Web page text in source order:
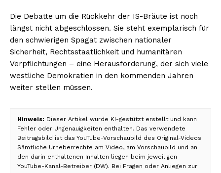
Die Debatte um die Rückkehr der IS-Bräute ist noch
längst nicht abgeschlossen. Sie steht exemplarisch für
den schwierigen Spagat zwischen nationaler
Sicherheit, Rechtsstaatlichkeit und humanitären
Verpflichtungen – eine Herausforderung, der sich viele
westliche Demokratien in den kommenden Jahren
weiter stellen müssen.
Hinweis: Dieser Artikel wurde KI-gestützt erstellt und kann
Fehler oder Ungenauigkeiten enthalten. Das verwendete
Beitragsbild ist das YouTube-Vorschaubild des Original-Videos.
Sämtliche Urheberrechte am Video, am Vorschaubild und an
den darin enthaltenen Inhalten liegen beim jeweiligen
YouTube-Kanal-Betreiber (DW). Bei Fragen oder Anliegen zur